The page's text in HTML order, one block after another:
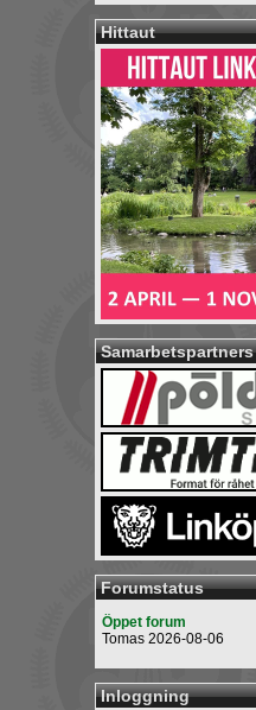
Hittaut
Samarbetspartners
Forumstatus
Öppet forum
Tomas 2026-08-06
Inloggning